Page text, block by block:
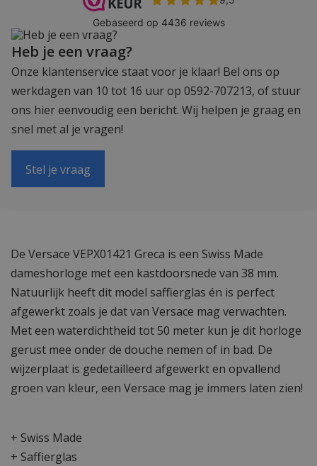
Heb je een vraag?
Onze klantenservice staat voor je klaar! Bel ons op
werkdagen van 10 tot 16 uur op 0592-707213, of stuur
ons hier eenvoudig een bericht. Wij helpen je graag en
snel met al je vragen!
Stel je vraag
De Versace VEPX01421 Greca is een Swiss Made
dameshorloge met een kastdoorsnede van 38 mm.
Natuurlijk heeft dit model saffierglas én is perfect
afgewerkt zoals je dat van Versace mag verwachten.
Met een waterdichtheid tot 50 meter kun je dit horloge
gerust mee onder de douche nemen of in bad. De
wijzerplaat is gedetailleerd afgewerkt en opvallend
groen van kleur, een Versace mag je immers laten zien!
+ Swiss Made
+ Saffierglas